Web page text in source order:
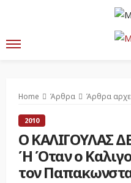
Home Άρθρα Άρθρα
2010
Ο ΚΑΛΙΓΟΥΛΑΣ
Ή Όταν ο
τον